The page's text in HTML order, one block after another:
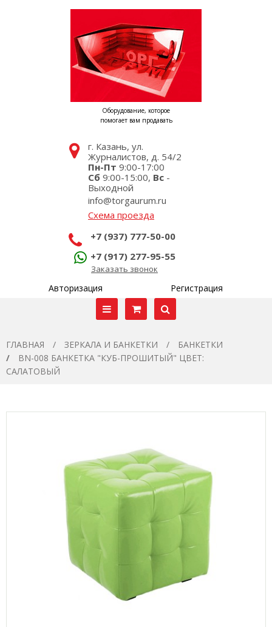
Оборудование, которое
помогает вам продавать
г. Казань, ул.
Журналистов, д. 54/2
Пн-Пт 9:00-17:00
Сб 9:00-15:00, Вс -
Выходной
info@torgaurum.ru
Схема проезда
+7 (937) 777-50-00
+7 (917) 277-95-55
Заказать звонок
Авторизация Регистрация
ГЛАВНАЯ ЗЕРКАЛА И БАНКЕТКИ
БАНКЕТКИ
BN-008 БАНКЕТКА "КУБ-ПРОШИТЫЙ" ЦВЕТ:
САЛАТОВЫЙ